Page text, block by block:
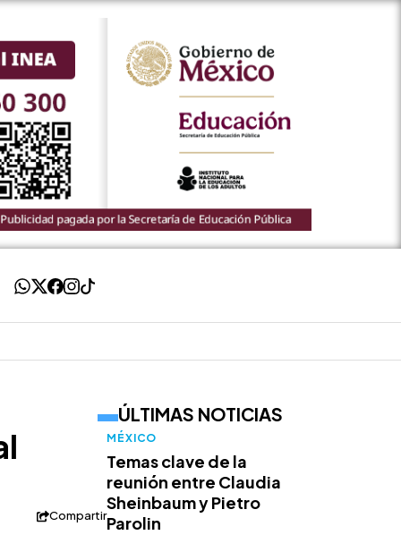
Compartir
ÚLTIMAS NOTICIAS
MÉXICO
Temas clave de la
reunión entre Claudia
Sheinbaum y Pietro
Parolin